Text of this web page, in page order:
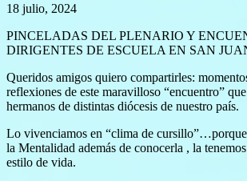
18 julio, 2024
PINCELADAS DEL PLENARIO Y
DIRIGENTES DE ESCUELA EN SAN
Queridos amigos quiero compartirles:
reflexiones de este maravilloso “encuentro”
hermanos de distintas diócesis de nuestro país.
Lo vivenciamos en “clima de cursillo”…porque
la Mentalidad además de conocerla , la
estilo de vida.